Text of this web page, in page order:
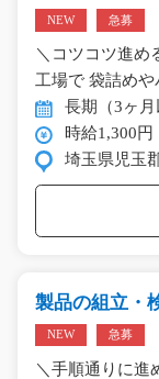
NEW 急募
＼コツコツ進め
工場で 袋詰め
長期（3ヶ月
時給1,300円
埼玉県児玉
製品の組立・
NEW 急募
＼手順通りに進